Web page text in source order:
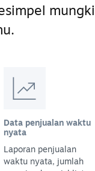
Data penjualan waktu
nyata
Laporan penjualan
waktu nyata, jumlah